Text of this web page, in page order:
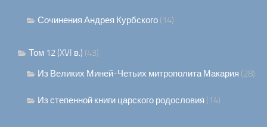
Сочинения Андрея Курбского (14)
Том 12 (XVI в.) (43)
Из Великих Миней-Четьих митрополита Макария (28)
Из степенной книги царского родословия (14)